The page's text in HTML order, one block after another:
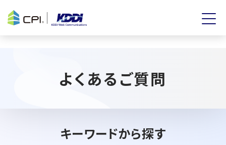
よくあるご質問
キーワードから探す